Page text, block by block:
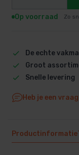
Op voorraad Zo
De echte
Groot
Snelle levering
Heb je een
Productinformatie